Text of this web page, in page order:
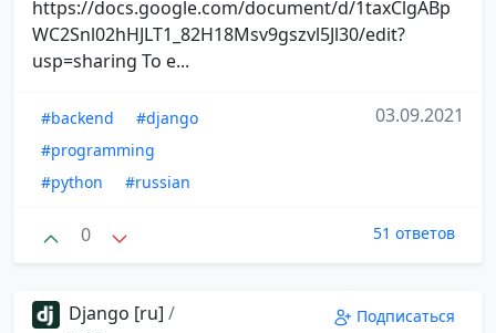
https://docs.google.com/document/d/1taxClgABp
WC2Snl02hHJLT1_82H18Msv9gszvl5Jl30/edit?
usp=sharing То е...
#backend
#django
#programming
#python
#russian
03.09.2021
0 51 ответов
Django [ru] /
Подписаться